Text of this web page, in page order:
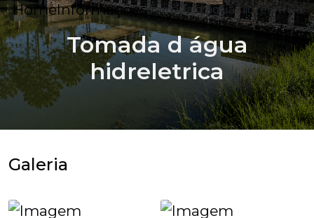
HomeInformaçõesTomada d água hidreletrica
Tomada d água
hidreletrica
Galeria